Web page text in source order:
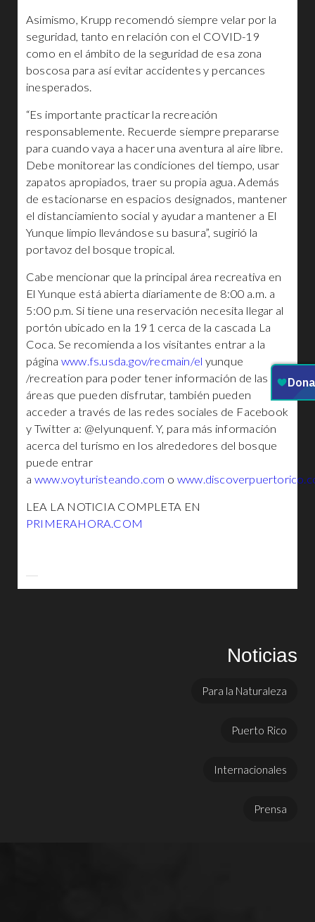
Asimismo, Krupp recomendó siempre velar por la
seguridad, tanto en relación con el COVID-19
como en el ámbito de la seguridad de esa zona
boscosa para así evitar accidentes y percances
inesperados.
“Es importante practicar la recreación
responsablemente. Recuerde siempre prepararse
para cuando vaya a hacer una aventura al aire libre.
Debe monitorear las condiciones del tiempo, usar
zapatos apropiados, traer su propia agua. Además
de estacionarse en espacios designados, mantener
el distanciamiento social y ayudar a mantener a El
Yunque limpio llevándose su basura”, sugirió la
portavoz del bosque tropical.
Cabe mencionar que la principal área recreativa en
El Yunque está abierta diariamente de 8:00 a.m. a
5:00 p.m. Si tiene una reservación necesita llegar al
portón ubicado en la 191 cerca de la cascada La
Coca. Se recomienda a los visitantes entrar a la
página www.fs.usda.gov/recmain/el yunque
/recreation para poder tener información de las
áreas que pueden disfrutar, también pueden
acceder a través de las redes sociales de Facebook
y Twitter a: @elyunquenf. Y, para más información
acerca del turismo en los alrededores del bosque
puede entrar
a www.voyturisteando.com o
LEA LA NOTICIA COMPLETA EN
PRIMERAHORA.COM
Noticias
Para la Naturaleza
Puerto Rico
Internacionales
Prensa